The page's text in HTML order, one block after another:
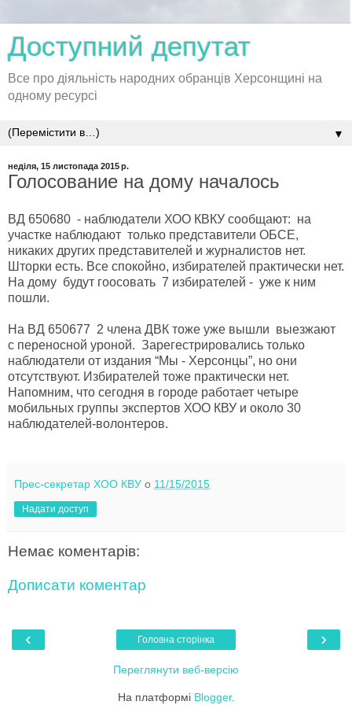
Доступний депутат
Все про діяльність народних обранців Херсонщині на
одному ресурсі
▼
неділя, 15 листопада 2015 р.
Голосование на дому началось
ВД 650680 - наблюдатели ХОО КВКУ сообщают: на
участке наблюдают только представители ОБСЕ,
никаких других представителей и журналистов нет.
Шторки есть. Все спокойно, избирателей практически нет.
На дому будут гоосовать 7 избирателей - уже к ним
пошли.
На ВД 650677 2 члена ДВК тоже уже вышли выезжают
с переносной уроной. Зарегестрировались только
наблюдатели от издания “Мы - Херсонцы”, но они
отсутствуют. Избирателей тоже практически нет.
Напомним, что сегодня в городе работает четыре
мобильных группы экспертов ХОО КВУ и около 30
наблюдателей-волонтеров.
Прес-секретар ХОО КВУ о 11/15/2015
Надати доступ
Немає коментарів:
Дописати коментар
‹ ›
Головна сторінка
Переглянути веб-версію
На платформі Blogger.